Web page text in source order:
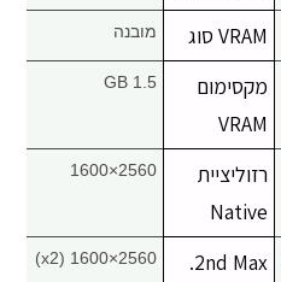
VRAM סוג מובנה
מקסימום
VRAM
1.5 GB
רזוליציית
Native
2560×1600
2nd Max.
2560×1600 (x2)